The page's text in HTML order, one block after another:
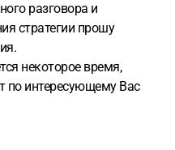
разговора и
стратегии прошу
некоторое время,
по интересующему Вас